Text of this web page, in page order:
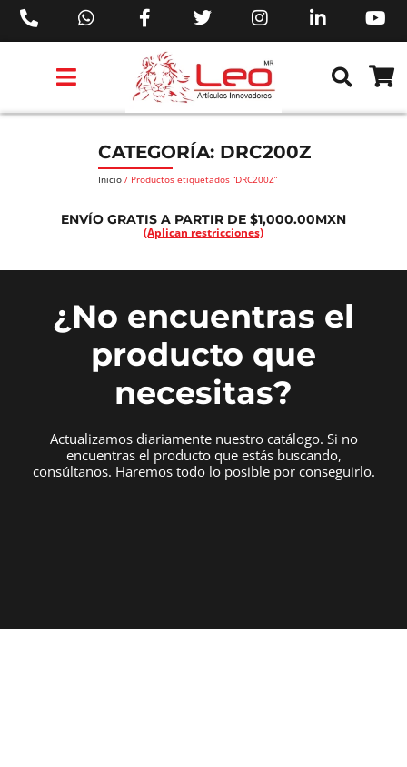
CATEGORÍA: DRC200Z
Inicio / Productos etiquetados “DRC200Z”
ENVÍO GRATIS A PARTIR DE $1,000.00MXN
(Aplican restricciones)
¿No encuentras el
producto que
necesitas?
Actualizamos diariamente nuestro catálogo. Si no
encuentras el producto que estás buscando,
consúltanos. Haremos todo lo posible por conseguirlo.